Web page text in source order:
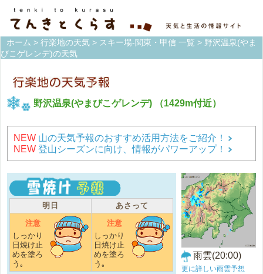
ホーム > 行楽地の天気 > スキー場-関東・甲信 一覧 > 野沢温泉(やま
びこゲレンデ)の天気
野沢温泉(やまびこゲレンデ) （1429m付近）
NEW 山の天気予報のおすすめ活用方法をご紹介！
NEW 登山シーズンに向け、情報がパワーアップ！
明日
あさって
注意
しっかり
日焼け止
めを塗ろ
う｡
注意
しっかり
日焼け止
めを塗ろ
う｡
雨雲(20:00)
更に詳しい雨雲予想